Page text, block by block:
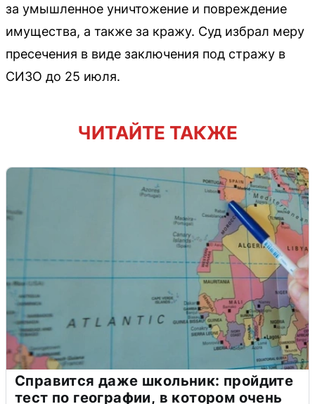
за умышленное уничтожение и повреждение
имущества, а также за кражу. Суд избрал меру
пресечения в виде заключения под стражу в
СИЗО до 25 июля.
ЧИТАЙТЕ ТАКЖЕ
Справится даже школьник: пройдите
тест по географии, в котором очень